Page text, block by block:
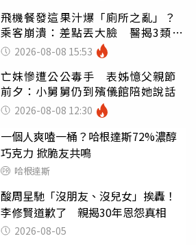
飛機餐發這果汁爆「廁所之亂」？
乘客崩潰：差點丟大臉 醫揭3類人
別亂喝
2026-08-08 15:53
亡妹慘遭公公毒手 表姊憶父親節
前夕：小舅舅仍到殯儀館陪她說話
2026-08-08 12:30
一個人爽嗑一桶？哈根達斯72%濃醇
巧克力 掀脆友共鳴
哈根達斯
酸周星馳「沒朋友、沒兒女」挨轟！
李修賢道歉了 親揭30年恩怨真相
2026-08-05